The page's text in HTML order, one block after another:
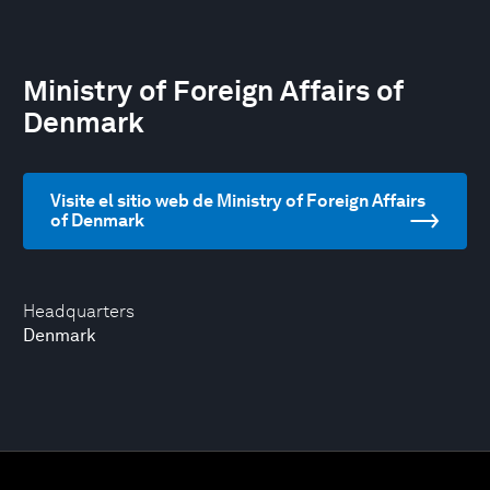
Headquarters
Denmark
Ministry of Foreign Affairs of
Denmark
Visite el sitio web de Ministry of Foreign Affairs
of Denmark